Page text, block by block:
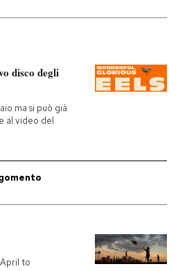
Libri
Ok Boomer!
Europa
Mondiali calcio 2026
disco degli
ma si può già
al video del
to